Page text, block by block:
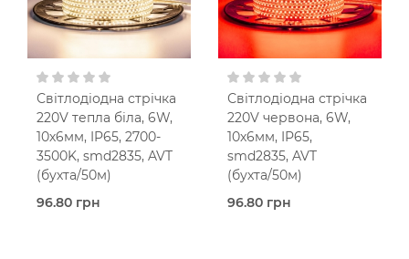
120 шт./м
IP65
120 шт./м
IP65
Світлодіодна стрічка
220V тепла біла, 6W,
10х6мм, IP65, 2700-
3500K, smd2835, AVT
(бухта/50м)
96.80 грн
Світлодіодна стрічка
220V червона, 6W,
10х6мм, IP65,
smd2835, AVT
(бухта/50м)
96.80 грн